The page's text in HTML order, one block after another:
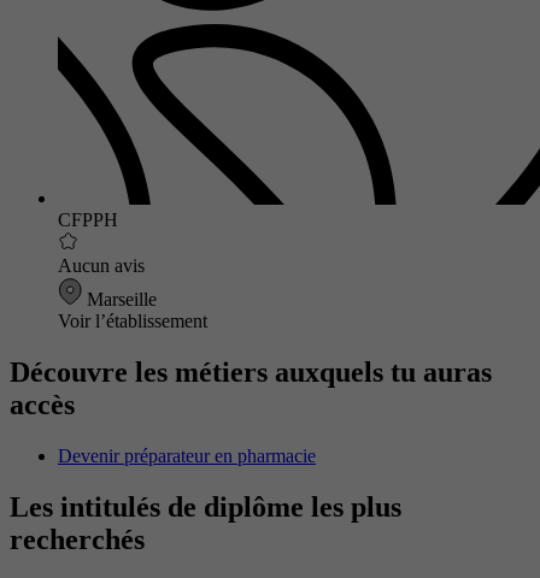
CFPPH
Aucun avis
Marseille
Voir l’établissement
Découvre les métiers auxquels tu auras
accès
Devenir préparateur en pharmacie
Les intitulés de diplôme les plus
recherchés